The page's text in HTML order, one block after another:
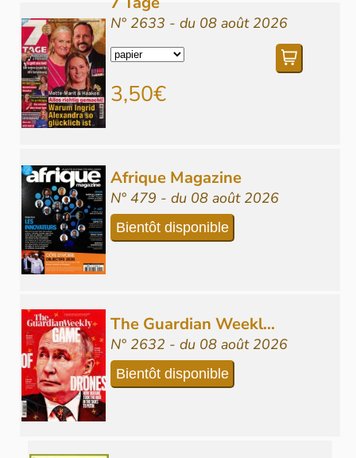
N° 2633 - du 08 août 2026
3,50€
Afrique Magazine
N° 479 - du 08 août 2026
Bientôt disponible
The Guardian Weekl...
N° 2632 - du 08 août 2026
Bientôt disponible